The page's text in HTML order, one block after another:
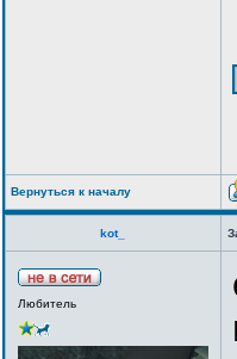
Вернуться к началу
kot_
Любитель